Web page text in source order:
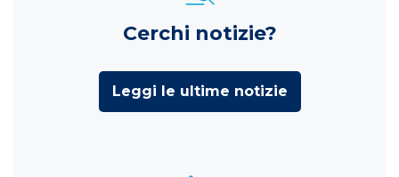
Cerchi notizie?
Leggi le ultime notizie